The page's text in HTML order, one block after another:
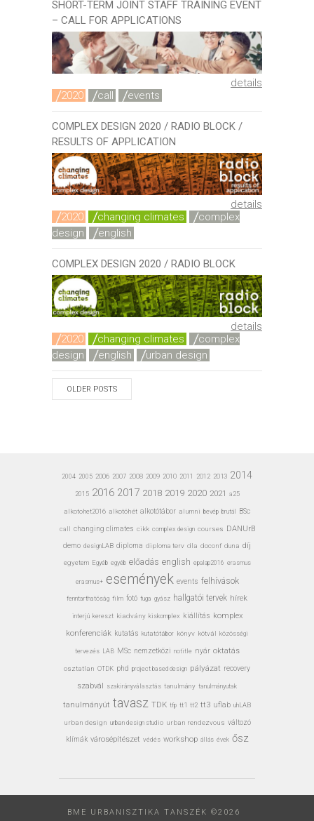
SHORT-TERM JOINT STAFF TRAINING EVENT
– CALL FOR APPLICATIONS
details
2020
call events
COMPLEX DESIGN 2020 / RADIO BLOCK /
RESULTS OF APPLICATION
details
2020
changing climates
complex
design
english
COMPLEX DESIGN 2020 / RADIO BLOCK
details
2020
changing climates
complex
design
english urban design
OLDER POSTS
2004 2005 2006 2007 2008 2009 2010 2011 2012 2013 2014
2015 2016 2017 2018 2019 2020 2021 a25
alkotohet2016 alkotóhét alkotótábor alumni bevép brutál BSc
call changing climates cikk complex design courses DANUrB
demo designLAB diploma diploma terv dla doconf duna díj
egyetem Egyéb egyéb előadás english epalap2016 erasmus
erasmus+ események events felhívások
fenntarthatóság film fotó fuga gyász hallgatói tervek hírek
interjú kereszt kiadvány kiskomplex kiállítás komplex
konferenciák kutatás kutatótábor könyv kötvál közösségi
tervezés LAB MSc nemzetközi notitle nyár oktatás
osztatlan OTDK phd project based design pályázat recovery
szabvál szakirányválasztás tanulmány tanulmányutak
tanulmányút tavasz TDK tfp tt1 tt2 tt3 uflab uhLAB
urban design urban design studio urban rendezvous változó
klímák városépítészet védés workshop állás évek ősz
BME URBANISZTIKA TANSZÉK ©2026